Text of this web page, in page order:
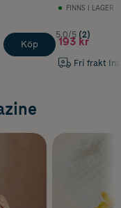
Köp
FINNS I LAGER
5.0/5 (2)
193 kr
Fri frakt